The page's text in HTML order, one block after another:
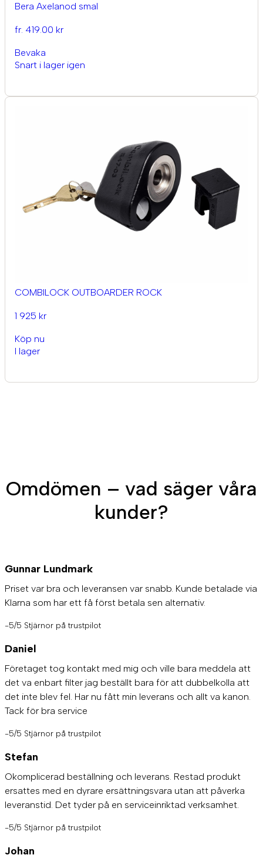
Bera Axelanod smal
fr. 419.00 kr
Bevaka
Snart i lager igen
COMBILOCK OUTBOARDER ROCK
1 925 kr
Köp nu
I lager
Omdömen – vad säger våra
kunder?
Gunnar Lundmark
Priset var bra och leveransen var snabb. Kunde betalade via
Klarna som har ett få först betala sen alternativ.
-5/5 Stjärnor på trustpilot
Daniel
Företaget tog kontakt med mig och ville bara meddela att
det va enbart filter jag beställt bara för att dubbelkolla att
det inte blev fel. Har nu fått min leverans och allt va kanon.
Tack för bra service
-5/5 Stjärnor på trustpilot
Stefan
Okomplicerad beställning och leverans. Restad produkt
ersattes med en dyrare ersättningsvara utan att påverka
leveranstid. Det tyder på en serviceinriktad verksamhet.
-5/5 Stjärnor på trustpilot
Johan